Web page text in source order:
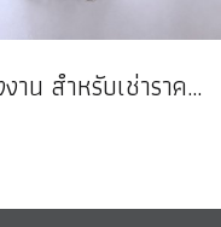
ชุดแต่งงาน สำหรับเช่าราคาถูก